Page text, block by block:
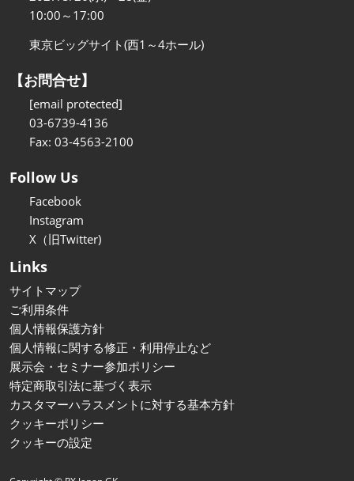
10:00～17:00
東京ビッグサイト(西1～4ホール)
【お問合せ】
[email protected]
03-6739-4136
Fax: 03-4563-2100
Follow Us
Facebook
Instagram
X（旧Twitter)
Links
サイトマップ
ご利用条件
個人情報保護方針
個人情報に関する修正・利用停止など
展示会・セミナー参加ポリシー
特定商取引法に基づく表示
カスタマーハラスメントに対する基本方針
クッキーポリシー
クッキーの設定